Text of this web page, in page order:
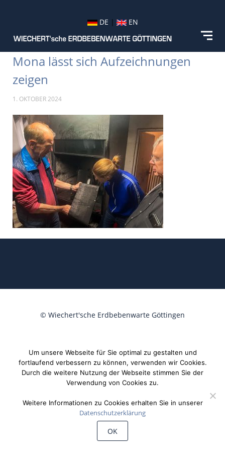
DE | EN
Mona lässt sich Aufzeichnungen
zeigen
1. OKTOBER 2024
© Wiechert'sche Erdbebenwarte Göttingen
Um unsere Webseite für Sie optimal zu gestalten und
fortlaufend verbessern zu können, verwenden wir Cookies.
Durch die weitere Nutzung der Webseite stimmen Sie der
Verwendung von Cookies zu.
Weitere Informationen zu Cookies erhalten Sie in unserer
Datenschutzerklärung
OK